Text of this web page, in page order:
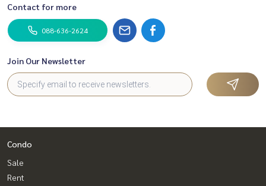
Contact for more
088-636-2624
Join Our Newsletter
Condo
Sale
Rent